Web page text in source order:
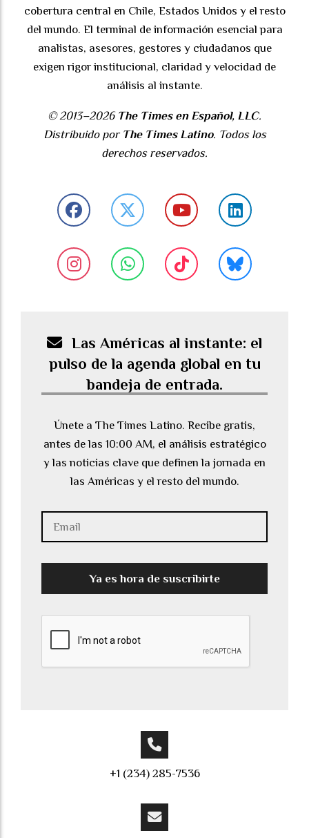
cobertura central en Chile, Estados Unidos y el resto
del mundo. El terminal de información esencial para
analistas, asesores, gestores y ciudadanos que
exigen rigor institucional, claridad y velocidad de
análisis al instante.
© 2013–2026 The Times en Español, LLC.
Distribuido por The Times Latino. Todos los
derechos reservados.
Las Américas al instante: el
pulso de la agenda global en tu
bandeja de entrada.
Únete a The Times Latino. Recibe gratis,
antes de las 10:00 AM, el análisis estratégico
y las noticias clave que definen la jornada en
las Américas y el resto del mundo.
Ya es hora de suscribirte
+1 (234) 285-7536